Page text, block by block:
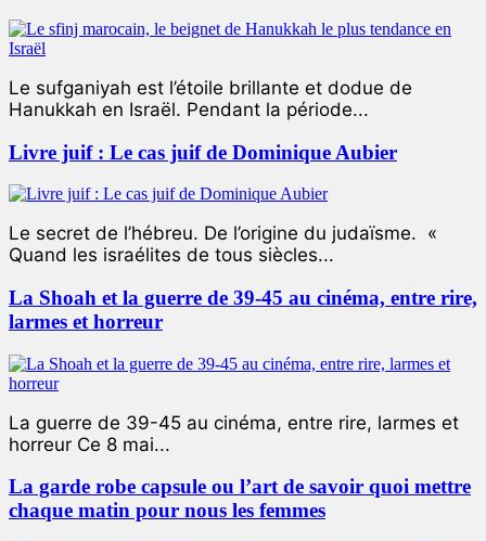
Le sufganiyah est l’étoile brillante et dodue de
Hanukkah en Israël. Pendant la période...
Livre juif : Le cas juif de Dominique Aubier
Le secret de l’hébreu. De l’origine du judaïsme. «
Quand les israélites de tous siècles...
La Shoah et la guerre de 39-45 au cinéma, entre rire,
larmes et horreur
La guerre de 39-45 au cinéma, entre rire, larmes et
horreur Ce 8 mai...
La garde robe capsule ou l’art de savoir quoi mettre
chaque matin pour nous les femmes